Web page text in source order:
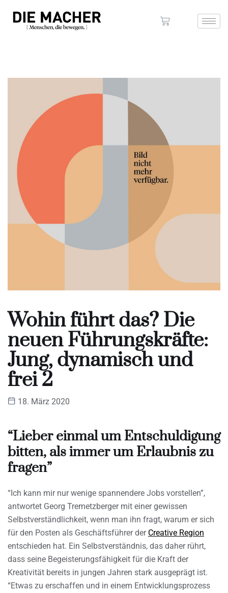
Wohin führt das? Die
neuen Führungskräfte:
Jung, dynamisch und
frei 2
18. März 2020
“Lieber einmal um Entschuldigung
bitten, als immer um Erlaubnis zu
fragen”
“Ich kann mir nur wenige spannendere Jobs vorstellen”,
antwortet Georg Tremetzberger mit einer gewissen
Selbstverständlichkeit, wenn man ihn fragt, warum er sich
für den Posten als Geschäftsführer der Creative Region
entschieden hat. Ein Selbstverständnis, das daher rührt,
dass seine Begeisterungsfähigkeit für die Kraft der
Kreativität bereits in jungen Jahren stark ausgeprägt ist.
“Etwas zu erschaffen und in einem Entwicklungsprozess